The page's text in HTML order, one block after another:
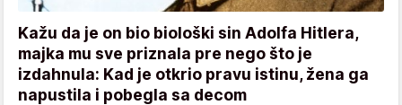
Kažu da je on bio biološki sin Adolfa Hitlera,
majka mu sve priznala pre nego što je
izdahnula: Kad je otkrio pravu istinu, žena ga
napustila i pobegla sa decom